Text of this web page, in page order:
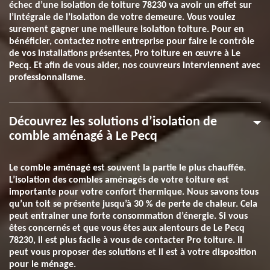
échec d’une isolation de toiture 78230 va avoir un effet sur
l’intégrale de l’isolation de votre demeure. Vous voulez
surement gagner une meilleure isolation toiture. Pour en
bénéficier, contactez notre entreprise pour faire le contrôle
de vos installations présentes, Pro toiture en œuvre à Le
Pecq. Et afin de vous aider, nos couvreurs interviennent avec
professionnalisme.
Découvrez les solutions d’isolation de
comble aménagé à Le Pecq
Le comble aménagé est souvent la partie le plus chauffée.
L’isolation des combles aménagés de votre toiture est
importante pour votre confort thermique. Nous savons tous
qu’un toit se présente jusqu’à 30 % de perte de chaleur. Cela
peut entrainer une forte consommation d’énergie. Si vous
êtes concernés et que vous êtes aux alentours de Le Pecq
78230, il est plus facile à vous de contacter Pro toiture. Il
peut vous proposer des solutions et il est à votre disposition
pour le ménage.